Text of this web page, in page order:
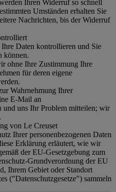
Ihren Widerruf so schnell
Umständen erhalten Sie
Nachrichten, bis der Widerruf
Ihre Daten kontrollieren und Sie
können.
ohne Ihre Zustimmung Ihre
für deren eigene
Wahrnehmung Ihrer
E-Mail an
und uns Ihr Problem mitteilen; wir
von Le Creuset
Ihrer personenbezogenen Daten
Erklärung erläutert, wie wir
der EU-Gesetzgebung zum
Grundverordnung der EU
Ihrem Gebiet oder Standort
("Datenschutzgesetze") sammeln